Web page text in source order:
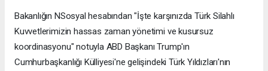
Bakanlığın NSosyal hesabından "İşte karşınızda Türk Silahlı
Kuvvetlerimizin hassas zaman yönetimi ve kusursuz
koordinasyonu" notuyla ABD Başkanı Trump'ın
Cumhurbaşkanlığı Külliyesi'ne gelişindeki Türk Yıldızları'nın